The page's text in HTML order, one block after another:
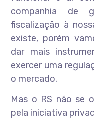
companhia de
fiscalização à
existe, porém
dar mais
exercer uma
o mercado.
Mas o RS não se
pela iniciativa